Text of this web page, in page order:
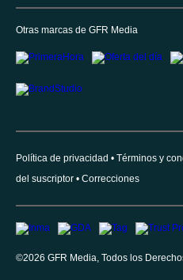
Otras marcas de GFR Media
Política de privacidad Términos y
del suscriptor
Correcciones
©2026 GFR Media, Todos los